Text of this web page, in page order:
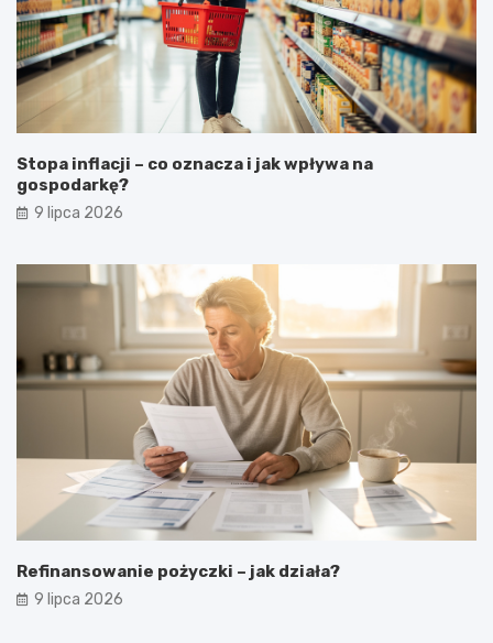
Stopa inflacji – co oznacza i jak wpływa na
gospodarkę?
9 lipca 2026
Refinansowanie pożyczki – jak działa?
9 lipca 2026